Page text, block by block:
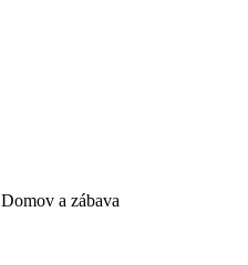
Domov a zábava